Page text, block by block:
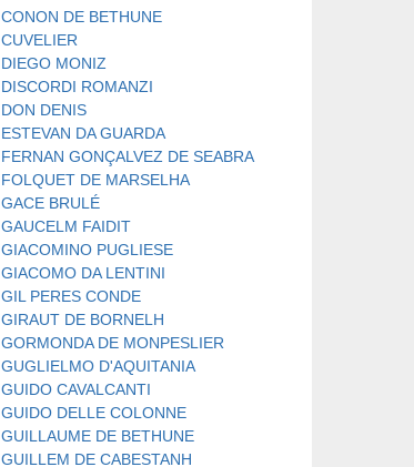
CONON DE BETHUNE
CUVELIER
DIEGO MONIZ
DISCORDI ROMANZI
DON DENIS
ESTEVAN DA GUARDA
FERNAN GONÇALVEZ DE SEABRA
FOLQUET DE MARSELHA
GACE BRULÉ
GAUCELM FAIDIT
GIACOMINO PUGLIESE
GIACOMO DA LENTINI
GIL PERES CONDE
GIRAUT DE BORNELH
GORMONDA DE MONPESLIER
GUGLIELMO D'AQUITANIA
GUIDO CAVALCANTI
GUIDO DELLE COLONNE
GUILLAUME DE BETHUNE
GUILLEM DE CABESTANH